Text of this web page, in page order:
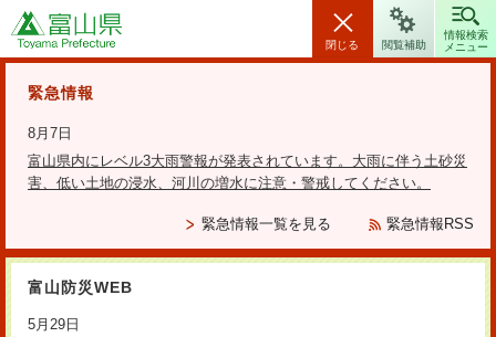
富山県
閉じる 閲覧補助
情報検索
メニュー
緊急情報
8月7日
富山県内にレベル3大雨警報が発表されています。大雨に伴う土砂災
害、低い土地の浸水、河川の増水に注意・警戒してください。
緊急情報一覧を見る 緊急情報RSS
富山防災WEB
5月29日
テーマから探す